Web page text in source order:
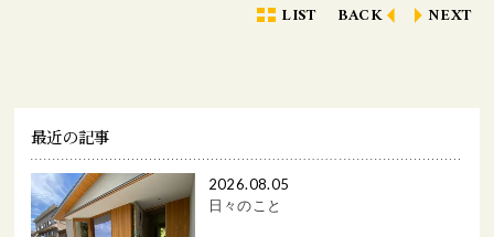
LIST BACK NEXT
最近の記事
2026.08.05
日々のこと